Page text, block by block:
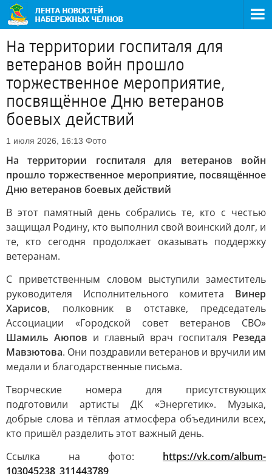
На территории госпиталя для
ветеранов войн прошло
торжественное мероприятие,
посвящённое Дню ветеранов
боевых действий
1 июля 2026, 16:13 Фото
На территории госпиталя для ветеранов войн
прошло торжественное мероприятие, посвящённое
Дню ветеранов боевых действий
В этот памятный день собрались те, кто с честью
защищал Родину, кто выполнил свой воинский долг, и
те, кто сегодня продолжает оказывать поддержку
ветеранам.
С приветственным словом выступили заместитель
руководителя Исполнительного комитета Винер
Харисов, полковник в отставке, председатель
Ассоциации «Городской совет ветеранов СВО»
Шамиль Аюпов и главный врач госпиталя Резеда
Мавзютова. Они поздравили ветеранов и вручили им
медали и благодарственные письма.
Творческие номера для присутствующих
подготовили артисты ДК «Энергетик». Музыка,
добрые слова и тёплая атмосфера объединили всех,
кто пришёл разделить этот важный день.
Ссылка на фото: https://vk.com/album-
103045238_311443789